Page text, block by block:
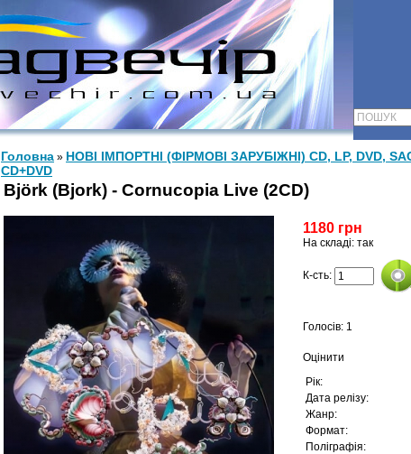
Головна » НОВІ ІМПОРТНІ (ФІРМОВІ ЗАРУБІЖНІ) CD, LP, DVD,
CD+DVD
Björk (Bjork) - Cornucopia Live (2CD)
1180 грн
На складі: так
К-сть:
Голосів: 1
Оцінити
Рік:
Дата релізу:
Жанр:
Формат:
Поліграфія: